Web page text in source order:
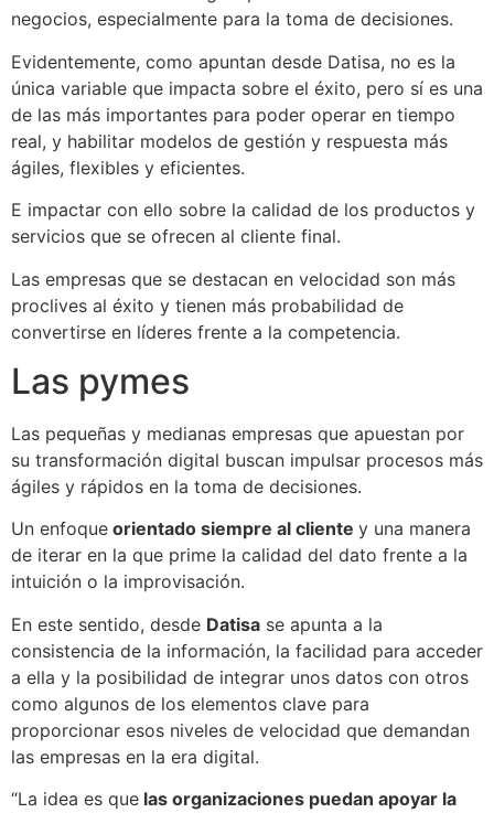
negocios, especialmente para la toma de decisiones.
Evidentemente, como apuntan desde Datisa, no es la
única variable que impacta sobre el éxito, pero sí es una
de las más importantes para poder operar en tiempo
real, y habilitar modelos de gestión y respuesta más
ágiles, flexibles y eficientes.
E impactar con ello sobre la calidad de los productos y
servicios que se ofrecen al cliente final.
Las empresas que se destacan en velocidad son más
proclives al éxito y tienen más probabilidad de
convertirse en líderes frente a la competencia.
Las pymes
Las pequeñas y medianas empresas que apuestan por
su transformación digital buscan impulsar procesos más
ágiles y rápidos en la toma de decisiones.
Un enfoque orientado siempre al cliente y una manera
de iterar en la que prime la calidad del dato frente a la
intuición o la improvisación.
En este sentido, desde Datisa se apunta a la
consistencia de la información, la facilidad para acceder
a ella y la posibilidad de integrar unos datos con otros
como algunos de los elementos clave para
proporcionar esos niveles de velocidad que demandan
las empresas en la era digital.
“La idea es que las organizaciones puedan apoyar la